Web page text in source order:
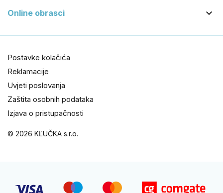
Online obrasci 
© 2026 KĽUČKA s.r.o.
Postavke kolačića
Reklamacije
Uvjeti poslovanja
Zaštita osobnih podataka
Izjava o pristupačnosti